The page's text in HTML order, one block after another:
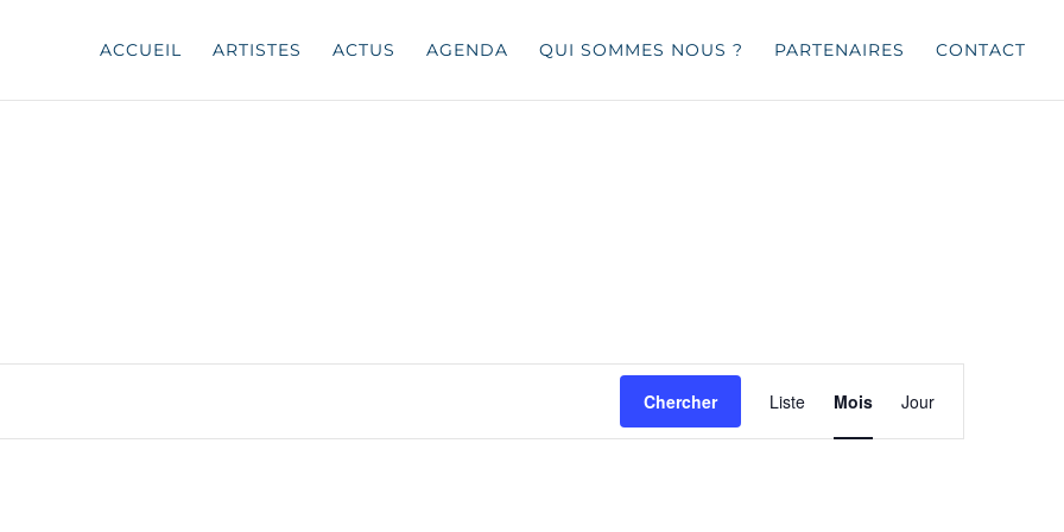
ACCUEIL ARTISTES ACTUS AGENDA QUI SOMMES NOUS ? PARTENAIRES CONTACT
Chercher
Navigation
de
vues
Liste Mois Jour